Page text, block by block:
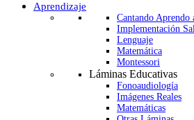
Aprendizaje
Cantando Aprendo
Implementación
Lenguaje
Matemática
Montessori
Láminas Educativas
Fonoaudiología
Imágenes Reales
Matemáticas